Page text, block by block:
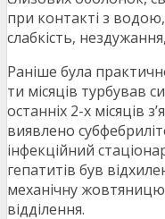
при контакті з
слабкість,
Раніше була
ти місяців турбував
останніх 2-х місяців
виявлено
інфекційний
гепатитів був
механічну жовтяницю
відділення.